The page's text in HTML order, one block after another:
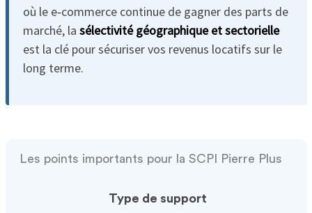
où le e‑commerce continue de gagner des parts de
marché, la sélectivité géographique et sectorielle
est la clé pour sécuriser vos revenus locatifs sur le
long terme.
Les points importants pour la SCPI Pierre Plus
Type de support